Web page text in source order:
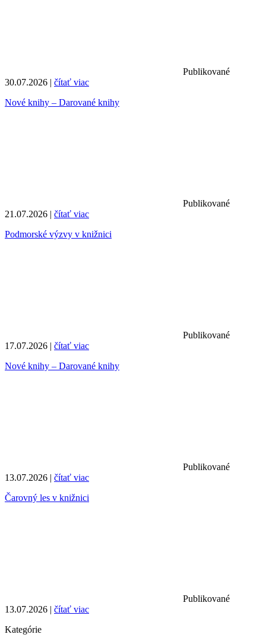
Publikované
30.07.2026 | čítať viac
Nové knihy – Darované knihy
Publikované
21.07.2026 | čítať viac
Podmorské výzvy v knižnici
Publikované
17.07.2026 | čítať viac
Nové knihy – Darované knihy
Publikované
13.07.2026 | čítať viac
Čarovný les v knižnici
Publikované
13.07.2026 | čítať viac
Kategórie